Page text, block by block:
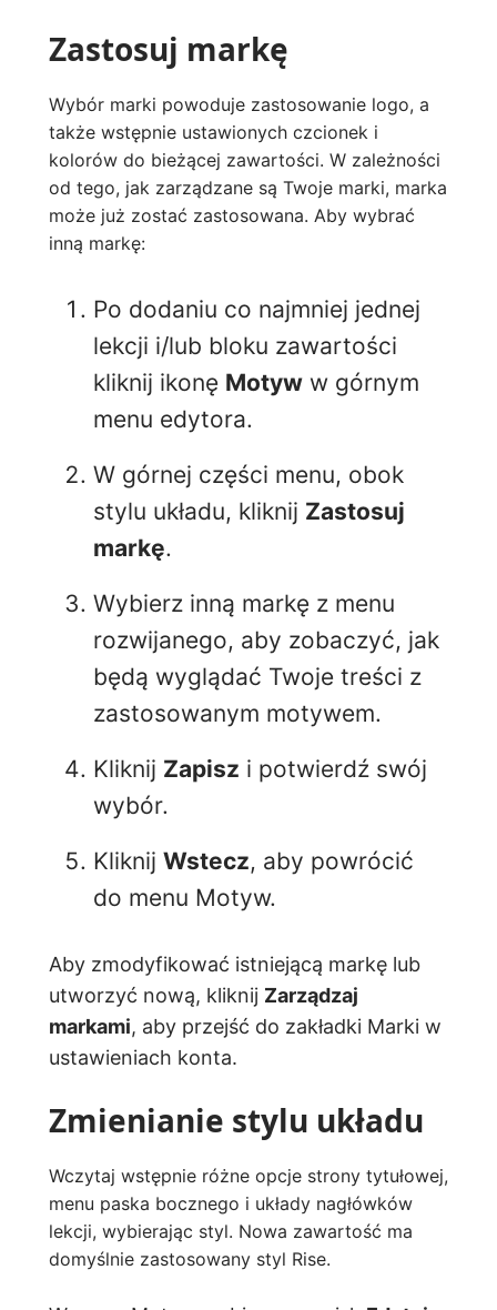
Zastosuj markę
Wybór marki powoduje zastosowanie logo, a
także wstępnie ustawionych czcionek i
kolorów do bieżącej zawartości. W zależności
od tego, jak zarządzane są Twoje marki, marka
może już zostać zastosowana. Aby wybrać
inną markę:
Po dodaniu co najmniej jednej
lekcji i/lub bloku zawartości
kliknij ikonę Motyw w górnym
menu edytora.
W górnej części menu, obok
stylu układu, kliknij Zastosuj
markę.
Wybierz inną markę z menu
rozwijanego, aby zobaczyć, jak
będą wyglądać Twoje treści z
zastosowanym motywem.
Kliknij Zapisz i potwierdź swój
wybór.
Kliknij Wstecz, aby powrócić
do menu Motyw.
Aby zmodyfikować istniejącą markę lub
utworzyć nową, kliknij Zarządzaj
markami, aby przejść do zakładki Marki w
ustawieniach konta.
Zmienianie stylu układu
Wczytaj wstępnie różne opcje strony tytułowej,
menu paska bocznego i układy nagłówków
lekcji, wybierając styl. Nowa zawartość ma
domyślnie zastosowany styl Rise.